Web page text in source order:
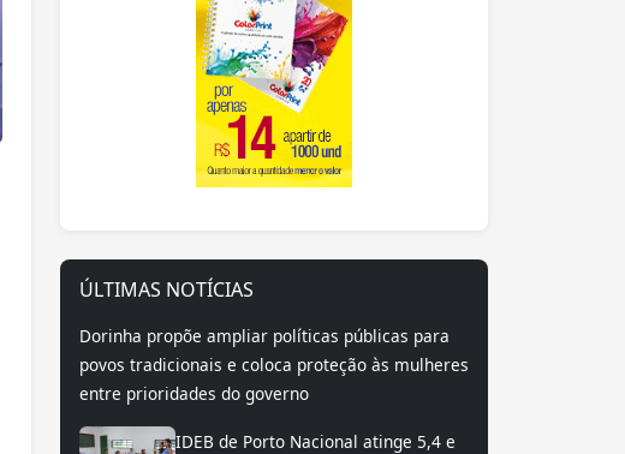
ÚLTIMAS NOTÍCIAS
Dorinha propõe ampliar políticas públicas para
povos tradicionais e coloca proteção às mulheres
entre prioridades do governo
IDEB de Porto Nacional atinge 5,4 e